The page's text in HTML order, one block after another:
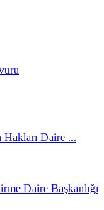
Hakları Daire ...
Daire Başkanlığı